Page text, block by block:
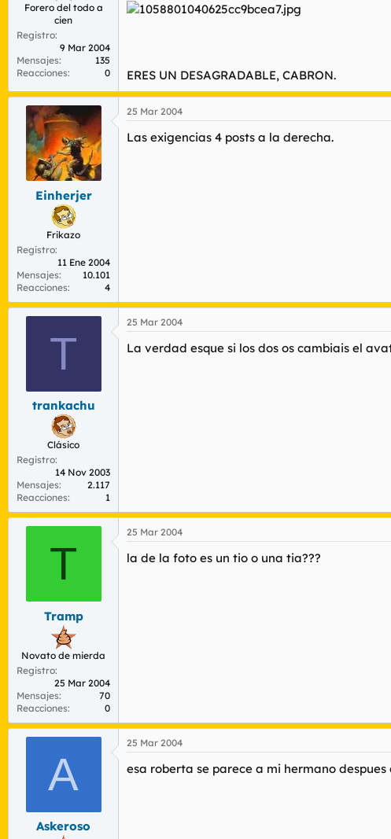
e
a
i
Forero del todo a
cien
Registro
9 Mar 2004
Mensajes
135
Reacciones
0 ERES UN DESAGRADABLE, CABRON.
Einherjer
Frikazo
Registro
11 Ene 2004
Mensajes
10.101
Reacciones
4
25 Mar 2004
Las exigencias 4 posts a la derecha.
T
trankachu
Clásico
Registro
14 Nov 2003
Mensajes
2.117
Reacciones
1
25 Mar 2004
La verdad esque si los dos os cambiais el
T
Tramp
Novato de mierda
Registro
25 Mar 2004
Mensajes
70
Reacciones
0
25 Mar 2004
la de la foto es un tio o una tia???
A
Askeroso
25 Mar 2004
esa roberta se parece a mi hermano